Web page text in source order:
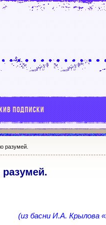
ПОДПИСКИ
разумей.
(из басни И.А. Крылова